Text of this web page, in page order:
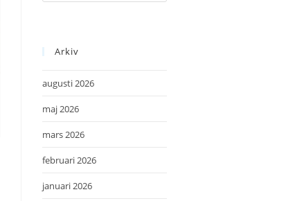
Arkiv
augusti 2026
maj 2026
mars 2026
februari 2026
januari 2026